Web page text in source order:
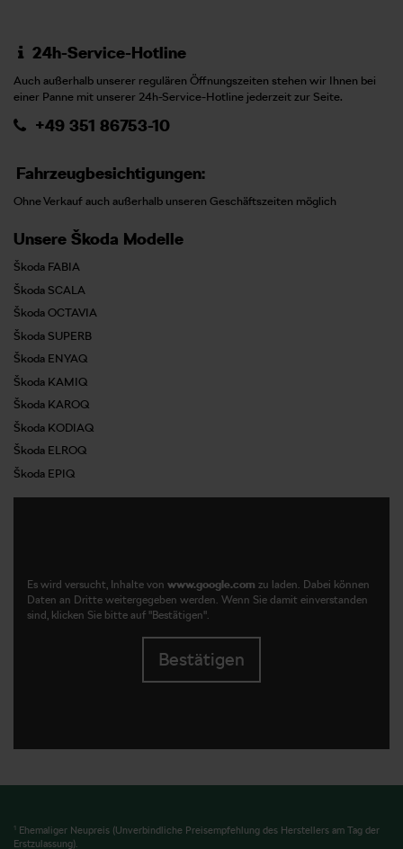
24h-Service-Hotline
Auch außerhalb unserer regulären Öffnungszeiten stehen wir Ihnen bei
einer Panne mit unserer 24h-Service-Hotline jederzeit zur Seite.
+49 351 86753-10
Fahrzeugbesichtigungen:
Ohne Verkauf auch außerhalb unseren Geschäftszeiten möglich
Unsere Škoda Modelle
Škoda FABIA
Škoda SCALA
Škoda OCTAVIA
Škoda SUPERB
Škoda ENYAQ
Škoda KAMIQ
Škoda KAROQ
Škoda KODIAQ
Škoda ELROQ
Škoda EPIQ
Es wird versucht, Inhalte von www.google.com zu laden. Dabei können
Daten an Dritte weitergegeben werden. Wenn Sie damit einverstanden
sind, klicken Sie bitte auf "Bestätigen".
Bestätigen
1 Ehemaliger Neupreis (Unverbindliche Preisempfehlung des Herstellers am Tag der
Erstzulassung).